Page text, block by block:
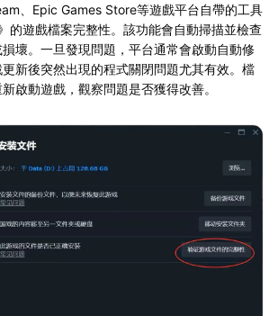
、Epic Games Store等遊戲平台自帶的工具
的遊戲檔案完整性。該功能會自動掃描並檢查
壞。一旦發現問題，平台通常會啟動自動修
新後突然出現的程式關閉問題尤其有效。檔
啟動遊戲，觀察問題是否獲得改善。